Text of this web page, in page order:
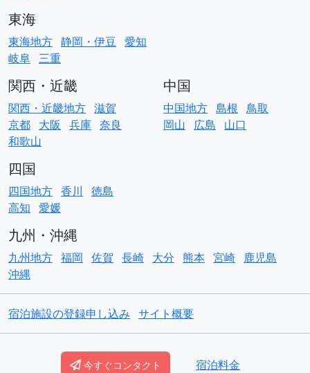
今すぐコンタクト 宿泊料金
東海
東海地方 静岡・伊豆 愛知
岐阜 三重
関西・近畿
関西・近畿地方 滋賀
京都 大阪 兵庫 奈良
和歌山
中国
中国地方 島根 鳥取
岡山
広島 山口
四国
四国地方 香川
徳島
高知 愛媛
九州・沖縄
九州地方 福岡 佐賀 長崎 大分 熊本 宮崎
鹿児島
沖縄
宿泊施設の登録申し込み サイト概要
© CopyrightACO貸別荘コテージ